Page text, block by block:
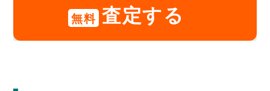
無料 査定する